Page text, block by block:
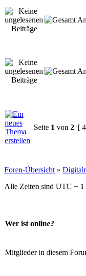
Seite 1 von 2 [
Foren-Übersicht »
Alle Zeiten sind UTC + 1
Wer ist online?
Mitglieder in diesem